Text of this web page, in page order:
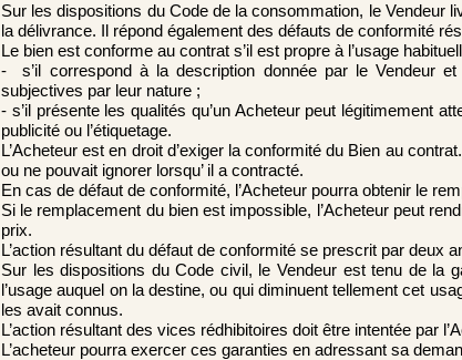
Sur les dispositions du Code de la consommation, le Vendeur
la délivrance. Il répond également des défauts de conformité
Le bien est conforme au contrat s’il est propre à l’usage
- s’il correspond à la description donnée par le Vendeur
subjectives par leur nature ;
- s’il présente les qualités qu’un Acheteur peut légitimement
publicité ou l’étiquetage.
L’Acheteur est en droit d’exiger la conformité du Bien au
ou ne pouvait ignorer lorsqu’ il a contracté.
En cas de défaut de conformité, l’Acheteur pourra obtenir le
Si le remplacement du bien est impossible, l’Acheteur peut
prix.
L’action résultant du défaut de conformité se prescrit par deux
Sur les dispositions du Code civil, le Vendeur est tenu de la
l’usage auquel on la destine, ou qui diminuent tellement cet
les avait connus.
L’action résultant des vices rédhibitoires doit être intentée par
L’acheteur pourra exercer ces garanties en adressant sa